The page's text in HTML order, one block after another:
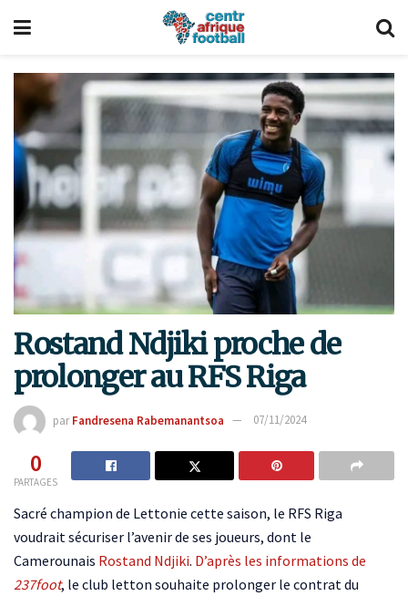
Rostand Ndjiki proche de
prolonger au RFS Riga
par Fandresena Rabemanantsoa 07/11/2024
0
PARTAGES
Sacré champion de Lettonie cette saison, le RFS Riga
voudrait sécuriser l’avenir de ses joueurs, dont le
Camerounais Rostand Ndjiki. D’après les informations de
237foot, le club letton souhaite prolonger le contrat du